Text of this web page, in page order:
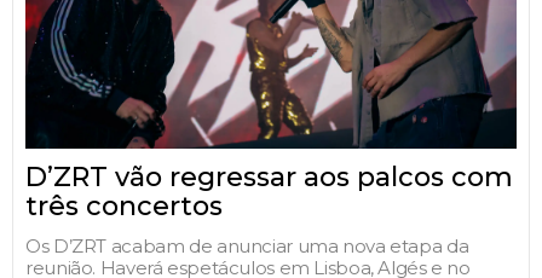
D’ZRT vão regressar aos palcos com
três concertos
Os D’ZRT acabam de anunciar uma nova etapa da
reunião. Haverá espetáculos em Lisboa, Algés e no